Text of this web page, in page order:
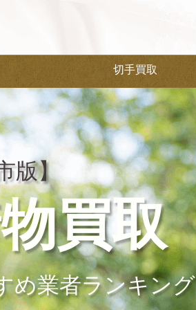
切手買取
版】
買取
め業者ランキング